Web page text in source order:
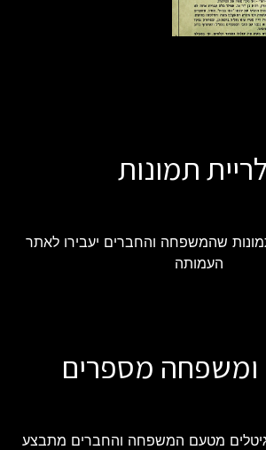
תמונות
שהמשפחה והחברים יעבירו לאתר
העמותה
ומשפחה מספרים
מטעם המשפחה והחברים מתבצע